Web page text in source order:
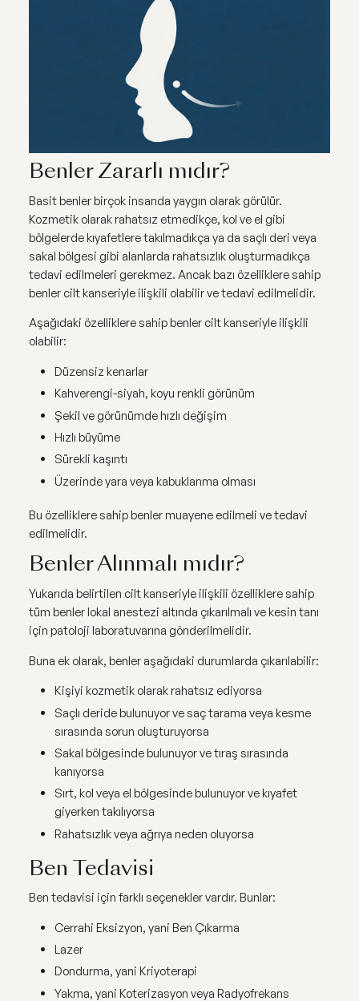
Benler Zararlı mıdır?
Basit benler birçok insanda yaygın olarak görülür.
Kozmetik olarak rahatsız etmedikçe, kol ve el gibi
bölgelerde kıyafetlere takılmadıkça ya da saçlı deri veya
sakal bölgesi gibi alanlarda rahatsızlık oluşturmadıkça
tedavi edilmeleri gerekmez. Ancak bazı özelliklere sahip
benler cilt kanseriyle ilişkili olabilir ve tedavi edilmelidir.
Aşağıdaki özelliklere sahip benler cilt kanseriyle ilişkili
olabilir:
Düzensiz kenarlar
Kahverengi-siyah, koyu renkli görünüm
Şekil ve görünümde hızlı değişim
Hızlı büyüme
Sürekli kaşıntı
Üzerinde yara veya kabuklanma olması
Bu özelliklere sahip benler muayene edilmeli ve tedavi
edilmelidir.
Benler Alınmalı mıdır?
Yukarıda belirtilen cilt kanseriyle ilişkili özelliklere sahip
tüm benler lokal anestezi altında çıkarılmalı ve kesin tanı
için patoloji laboratuvarına gönderilmelidir.
Buna ek olarak, benler aşağıdaki durumlarda çıkarılabilir:
Kişiyi kozmetik olarak rahatsız ediyorsa
Saçlı deride bulunuyor ve saç tarama veya kesme
sırasında sorun oluşturuyorsa
Sakal bölgesinde bulunuyor ve tıraş sırasında
kanıyorsa
Sırt, kol veya el bölgesinde bulunuyor ve kıyafet
giyerken takılıyorsa
Rahatsızlık veya ağrıya neden oluyorsa
Ben Tedavisi
Ben tedavisi için farklı seçenekler vardır. Bunlar:
Cerrahi Eksizyon, yani Ben Çıkarma
Lazer
Dondurma, yani Kriyoterapi
Yakma, yani Koterizasyon veya Radyofrekans